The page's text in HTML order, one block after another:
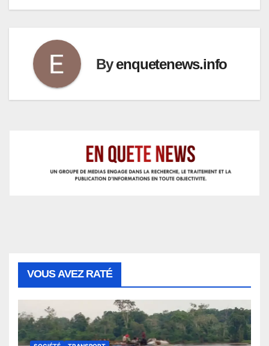
Byenquetenews.info
VOUS AVEZ RATÉ